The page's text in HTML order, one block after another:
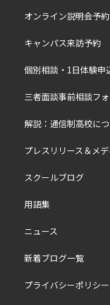
オンライン説明会予約
キャンパス来訪予約
個別相談・1日体験申
三者面談事前相談フ
解説：通信制高校に
プレスリリース＆メ
スクールブログ
用語集
ニュース
新着ブログ一覧
プライバシーポリシー